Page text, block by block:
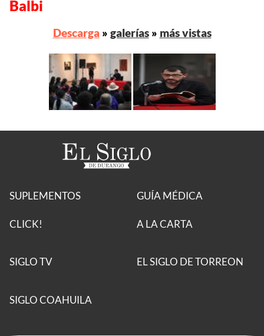
Balbi
Descarga» galerías» más vistas
SUPLEMENTOS
CLICK!
GUÍA MÉDICA
A LA CARTA
SIGLO TV EL SIGLO DE TORREON
SIGLO COAHUILA